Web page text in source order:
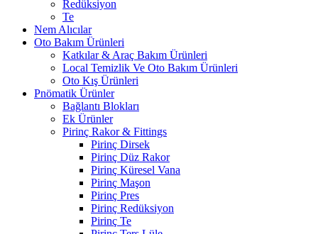
Redüksiyon
Te
Nem Alıcılar
Oto Bakım Ürünleri
Katkılar & Araç Bakım Ürünleri
Local Temizlik Ve Oto Bakım Ürünleri
Oto Kış Ürünleri
Pnömatik Ürünler
Bağlantı Blokları
Ek Ürünler
Pirinç Rakor & Fittings
Pirinç Dirsek
Pirinç Düz Rakor
Pirinç Küresel Vana
Pirinç Maşon
Pirinç Pres
Pirinç Redüksiyon
Pirinç Te